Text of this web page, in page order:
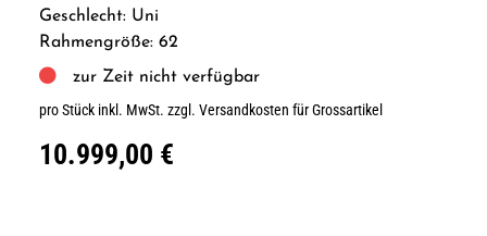
Geschlecht: Uni
Rahmengröße: 62
zur Zeit nicht verfügbar
pro Stück inkl. MwSt. zzgl. Versandkosten für Grossartikel
10.999,00 €